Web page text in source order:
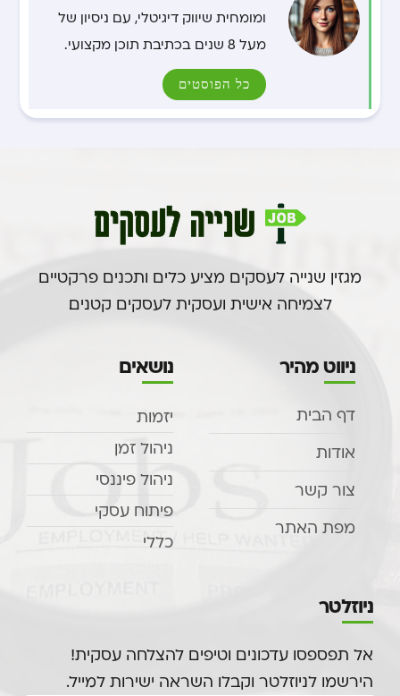
ומומחית שיווק דיגיטלי, עם ניסיון של
מעל 8 שנים בכתיבת תוכן מקצועי.
כל הפוסטים
מגזין שנייה לעסקים מציע כלים ותכנים פרקטיים
לצמיחה אישית ועסקית לעסקים קטנים.
ניווט מהיר
דף הבית
אודות
צור קשר
מפת האתר
נושאים
יזמות
ניהול זמן
ניהול פיננסי
פיתוח עסקי
כללי
ניוזלטר
אל תפספסו עדכונים וטיפים להצלחה עסקית!
הירשמו לניוזלטר וקבלו השראה ישירות למייל.